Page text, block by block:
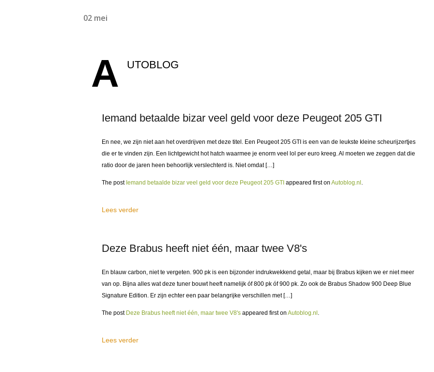
02 mei
A UTOBLOG
Iemand betaalde bizar veel geld voor deze Peugeot 205 GTI
En nee, we zijn niet aan het overdrijven met deze titel. Een Peugeot 205 GTI is een van de leukste kleine scheurijzertjes
die er te vinden zijn. Een lichtgewicht hot hatch waarmee je enorm veel lol per euro kreeg. Al moeten we zeggen dat die
ratio door de jaren heen behoorlijk verslechterd is. Niet omdat […]
The post Iemand betaalde bizar veel geld voor deze Peugeot 205 GTI appeared first on Autoblog.nl .
Lees verder
Deze Brabus heeft niet één, maar twee V8's
En blauw carbon, niet te vergeten. 900 pk is een bijzonder indrukwekkend getal, maar bij Brabus kijken we er niet meer
van op. Bijna alles wat deze tuner bouwt heeft namelijk óf 800 pk óf 900 pk. Zo ook de Brabus Shadow 900 Deep Blue
Signature Edition. Er zijn echter een paar belangrijke verschillen met […]
The post Deze Brabus heeft niet één, maar twee V8's appeared first on Autoblog.nl .
Lees verder